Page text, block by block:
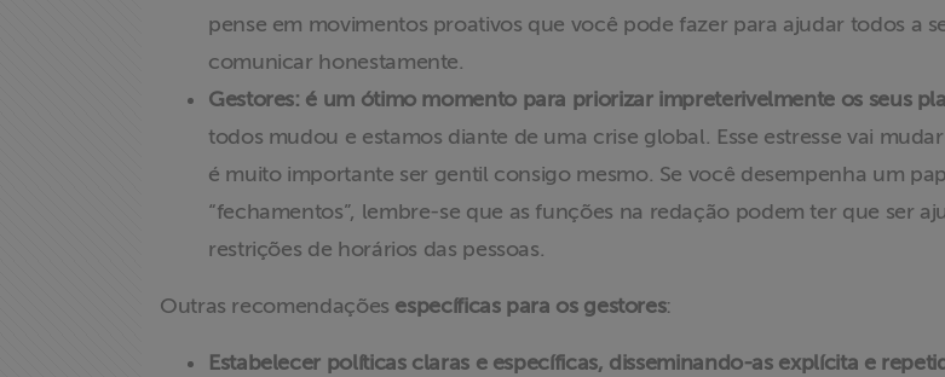
pense em movimentos proativos que você pode fazer para ajudar todos a
comunicar honestamente.
Gestores: é um ótimo momento para priorizar impreterivelmente os seus
todos mudou e estamos diante de uma crise global. Esse estresse vai
é muito importante ser gentil consigo mesmo. Se você desempenha um
“fechamentos”, lembre-se que as funções na redação podem ter que ser
restrições de horários das pessoas.
Outras recomendações específicas para os gestores:
Estabelecer políticas claras e específicas, disseminando-as explícita e